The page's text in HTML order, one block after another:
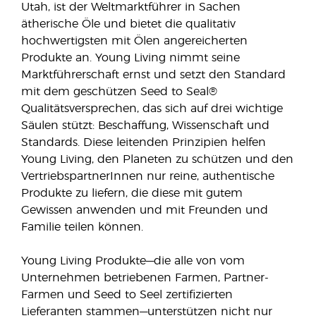
Utah, ist der Weltmarktführer in Sachen
ätherische Öle und bietet die qualitativ
hochwertigsten mit Ölen angereicherten
Produkte an. Young Living nimmt seine
Marktführerschaft ernst und setzt den Standard
mit dem geschützen Seed to Seal®
Qualitätsversprechen, das sich auf drei wichtige
Säulen stützt: Beschaffung, Wissenschaft und
Standards. Diese leitenden Prinzipien helfen
Young Living, den Planeten zu schützen und den
VertriebspartnerInnen nur reine, authentische
Produkte zu liefern, die diese mit gutem
Gewissen anwenden und mit Freunden und
Familie teilen können.
Young Living Produkte—die alle von vom
Unternehmen betriebenen Farmen, Partner-
Farmen und Seed to Seel zertifizierten
Lieferanten stammen—unterstützen nicht nur